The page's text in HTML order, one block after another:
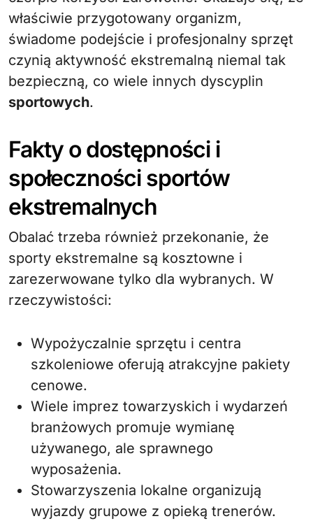
właściwie przygotowany organizm,
świadome podejście i profesjonalny sprzęt
czynią aktywność ekstremalną niemal tak
bezpieczną, co wiele innych dyscyplin
sportowych.
Fakty o dostępności i
społeczności sportów
ekstremalnych
Obalać trzeba również przekonanie, że
sporty ekstremalne są kosztowne i
zarezerwowane tylko dla wybranych. W
rzeczywistości:
Wypożyczalnie sprzętu i centra
szkoleniowe oferują atrakcyjne pakiety
cenowe.
Wiele imprez towarzyskich i wydarzeń
branżowych promuje wymianę
używanego, ale sprawnego
wyposażenia.
Stowarzyszenia lokalne organizują
wyjazdy grupowe z opieką trenerów.